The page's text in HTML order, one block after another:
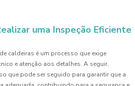
uma Inspeção Eficiente
caldeiras é um processo que exige
e atenção aos detalhes. A seguir,
que pode ser seguido para garantir que a